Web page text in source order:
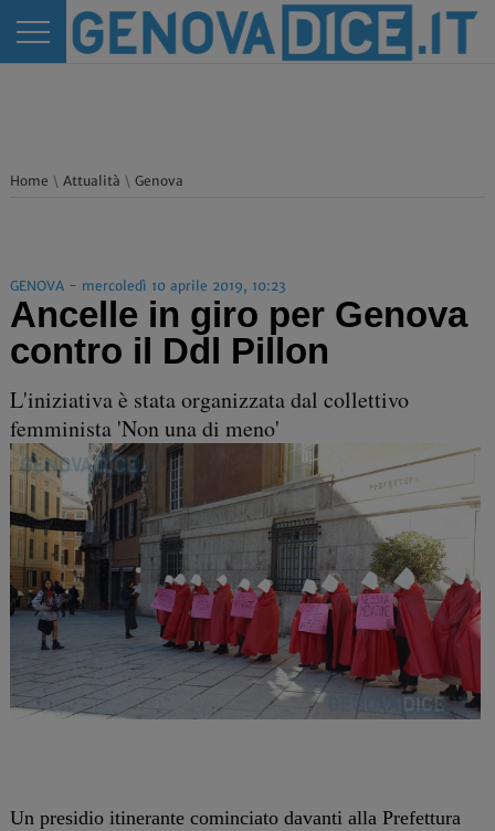
Home \ Attualità \ Genova
GENOVA - mercoledì 10 aprile 2019, 10:23
Ancelle in giro per Genova
contro il Ddl Pillon
L'iniziativa è stata organizzata dal collettivo
femminista 'Non una di meno'
Un presidio itinerante cominciato davanti alla Prefettura